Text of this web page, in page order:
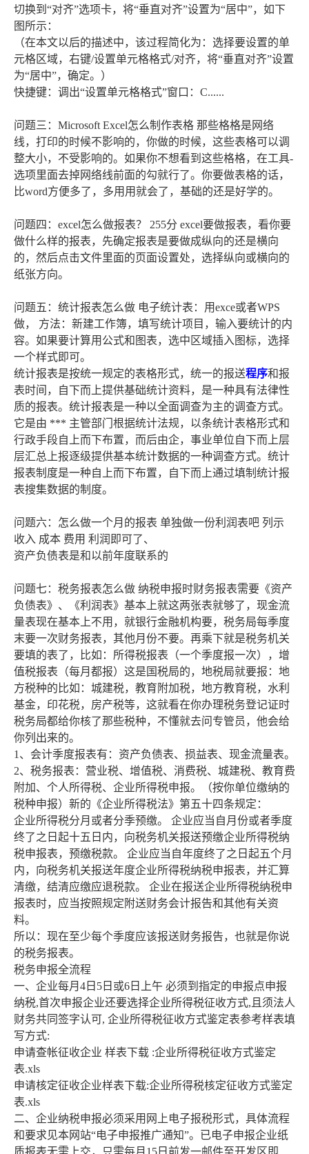
切换到“对齐”选项卡，将“垂直对齐”设置为“居中”，如下
图所示：
（在本文以后的描述中，该过程简化为：选择要设置的单
元格区域，右键/设置单元格格式/对齐，将“垂直对齐”设置
为“居中”，确定。）
快捷键：调出“设置单元格格式”窗口：C......
问题三：Microsoft Excel怎么制作表格 那些格格是网络
线，打印的时候不影响的，你做的时候，这些表格可以调
整大小，不受影响的。如果你不想看到这些格格，在工具-
选项里面去掉网络线前面的勾就行了。你要做表格的话，
比word方便多了，多用用就会了，基础的还是好学的。
问题四：excel怎么做报表？ 255分 excel要做报表，看你要
做什么样的报表，先确定报表是要做成纵向的还是横向
的，然后点击文件里面的页面设置处，选择纵向或横向的
纸张方向。
问题五：统计报表怎么做 电子统计表：用exce或者WPS
做， 方法：新建工作簿，填写统计项目，输入要统计的内
容。如果要计算用公式和图表，选中区域插入图标，选择
一个样式即可。
统计报表是按统一规定的表格形式，统一的报送程序和报
表时间，自下而上提供基础统计资料，是一种具有法律性
质的报表。统计报表是一种以全面调查为主的调查方式。
它是由 *** 主管部门根据统计法规，以条统计表格形式和
行政手段自上而下布置，而后由企，事业单位自下而上层
层汇总上报逐级提供基本统计数据的一种调查方式。统计
报表制度是一种自上而下布置，自下而上通过填制统计报
表搜集数据的制度。
问题六：怎么做一个月的报表 单独做一份利润表吧 列示
收入 成本 费用 利润即可了、
资产负债表是和以前年度联系的
问题七：税务报表怎么做 纳税申报时财务报表需要《资产
负债表》、《利润表》基本上就这两张表就够了，现金流
量表现在基本上不用，就银行金融机构要，税务局每季度
末要一次财务报表，其他月份不要。再乘下就是税务机关
要填的表了，比如：所得税报表（一个季度报一次），增
值税报表（每月都报）这是国税局的，地税局就要报：地
方税种的比如：城建税，教育附加税，地方教育税，水利
基金，印花税，房产税等，这就看在你办理税务登记证时
税务局都给你核了那些税种，不懂就去问专管员，他会给
你列出来的。
1、会计季度报表有：资产负债表、损益表、现金流量表。
2、税务报表：营业税、增值税、消费税、城建税、教育费
附加、个人所得税、企业所得税申报。（按你单位缴纳的
税种申报）新的《企业所得税法》第五十四条规定：
企业所得税分月或者分季预缴。 企业应当自月份或者季度
终了之日起十五日内，向税务机关报送预缴企业所得税纳
税申报表，预缴税款。 企业应当自年度终了之日起五个月
内，向税务机关报送年度企业所得税纳税申报表，并汇算
清缴，结清应缴应退税款。 企业在报送企业所得税纳税申
报表时，应当按照规定附送财务会计报告和其他有关资
料。
所以：现在至少每个季度应该报送财务报告，也就是你说
的税务报表。
税务申报全流程
一、企业每月4日5日或6日上午 必须到指定的申报点申报
纳税,首次申报企业还要选择企业所得税征收方式,且须法人
财务共同签字认可, 企业所得税征收方式鉴定表参考样表填
写方式:
申请查帐征收企业 样表下载 :企业所得税征收方式鉴定
表.xls
申请核定征收企业样表下载:企业所得税核定征收方式鉴定
表.xls
二、企业纳税申报必须采用网上电子报税形式，具体流程
和要求见本网站“电子申报推广通知”。已电子申报企业纸